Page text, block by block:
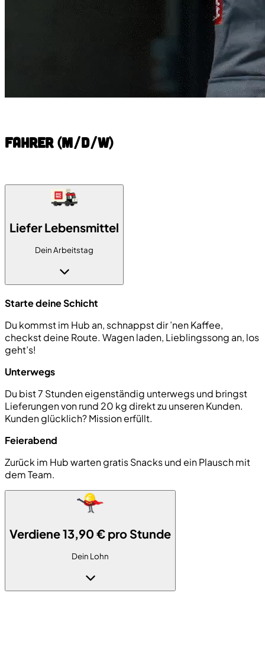
Fahrer (m/d/w)
Liefer Lebensmittel
Dein Arbeitstag
Starte deine Schicht
Du kommst im Hub an, schnappst dir ’nen Kaffee,
checkst deine Route. Wagen laden, Lieblingssong an, los
geht’s!
Unterwegs
Du bist 7 Stunden eigenständig unterwegs und bringst
Lieferungen von rund 20 kg direkt zu unseren Kunden.
Kunden glücklich? Mission erfüllt.
Feierabend
Zurück im Hub warten gratis Snacks und ein Plausch mit
dem Team.
Verdiene 13,90 € pro Stunde
Dein Lohn